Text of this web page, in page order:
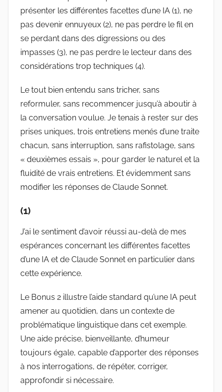
présenter les différentes facettes d’une IA (1), ne
pas devenir ennuyeux (2), ne pas perdre le fil en
se perdant dans des digressions ou des
impasses (3), ne pas perdre le lecteur dans des
considérations trop techniques (4).
Le tout bien entendu sans tricher, sans
reformuler, sans recommencer jusqu’à aboutir à
la conversation voulue. Je tenais à rester sur des
prises uniques, trois entretiens menés d’une traite
chacun, sans interruption, sans rafistolage, sans
« deuxièmes essais », pour garder le naturel et la
fluidité de vrais entretiens. Et évidemment sans
modifier les réponses de Claude Sonnet.
(1)
J’ai le sentiment d’avoir réussi au-delà de mes
espérances concernant les différentes facettes
d’une IA et de Claude Sonnet en particulier dans
cette expérience.
Le Bonus 2 illustre l’aide standard qu’une IA peut
amener au quotidien, dans un contexte de
problématique linguistique dans cet exemple.
Une aide précise, bienveillante, d’humeur
toujours égale, capable d’apporter des réponses
à nos interrogations, de répéter, corriger,
approfondir si nécessaire.